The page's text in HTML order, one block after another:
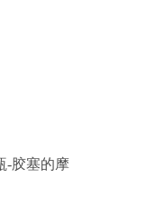
-胶塞的摩